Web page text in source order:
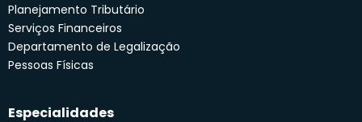
Planejamento Tributário
Serviços Financeiros
Departamento de Legalização
Pessoas Físicas
Especialidades